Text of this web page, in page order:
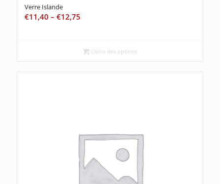
Verre Islande
€11,40 – €12,75
Choix des options